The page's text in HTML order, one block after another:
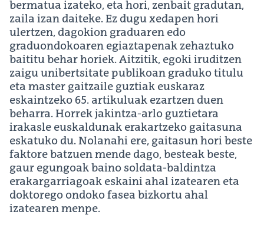
bermatua izateko, eta hori, zenbait gradutan,
zaila izan daiteke. Ez dugu xedapen hori
ulertzen, dagokion graduaren edo
graduondokoaren egiaztapenak zehaztuko
baititu behar horiek. Aitzitik, egoki iruditzen
zaigu unibertsitate publikoan graduko titulu
eta master gaitzaile guztiak euskaraz
eskaintzeko 65. artikuluak ezartzen duen
beharra. Horrek jakintza-arlo guztietara
irakasle euskaldunak erakartzeko gaitasuna
eskatuko du. Nolanahi ere, gaitasun hori beste
faktore batzuen mende dago, besteak beste,
gaur egungoak baino soldata-baldintza
erakargarriagoak eskaini ahal izatearen eta
doktorego ondoko fasea bizkortu ahal
izatearen menpe.